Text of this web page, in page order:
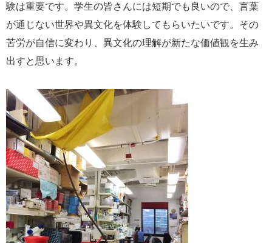
験は重要です。学生の皆さんには短期でも良いので、言葉
が通じない世界や異文化を体験してもらいたいです。その
苦労が自信に変わり、異文化の理解が新たな価値観を生み
出すと思います。